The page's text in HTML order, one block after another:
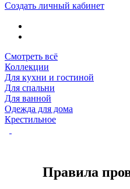
Создать личный кабинет
Смотреть всё
Коллекции
Для кухни и гостиной
Для спальни
Для ванной
Одежда для дома
Крестильное
Правила